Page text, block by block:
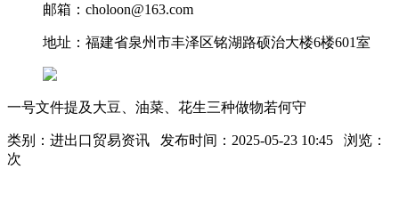
邮箱：choloon@163.com
地址：福建省泉州市丰泽区铭湖路硕治大楼6楼601室
一号文件提及大豆、油菜、花生三种做物若何守
类别：进出口贸易资讯 发布时间：2025-05-23 10:45 浏览：
次